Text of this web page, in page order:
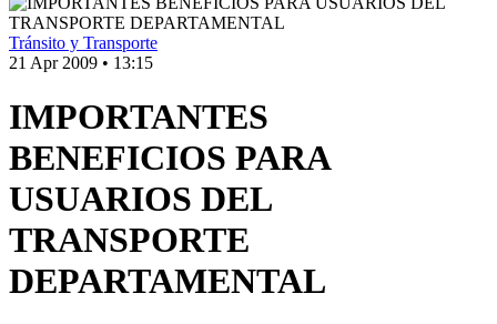
Tránsito y Transporte
21 Apr 2009 • 13:15
IMPORTANTES
BENEFICIOS PARA
USUARIOS DEL
TRANSPORTE
DEPARTAMENTAL